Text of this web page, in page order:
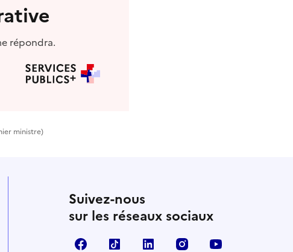
répondra.
ministre)
Suivez-nous
sur les réseaux sociaux
FacebookTikTok LinkedIn Instagram